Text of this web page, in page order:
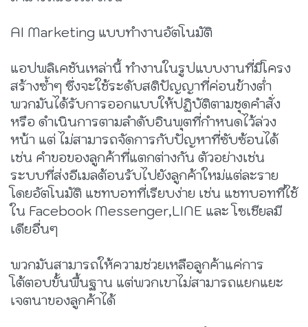
AI Marketing แบบทำงานอัตโนมัติ
แอปพลิเคชันเหล่านี้ ทำงานในรูปแบบงานที่มีโครง
สร้างซ้ำๆ ซึ่งจะใช้ระดับสติปัญญาที่ค่อนข้างต่ำ
พวกมันได้รับการออกแบบให้ปฏิบัติตามชุดคำสั่ง
หรือ ดำเนินการตามลำดับอินพุตที่กำหนดไว้ล่วง
หน้า แต่ ไม่สามารถจัดการกับปัญหาที่ซับซ้อนได้
เช่น คำขอของลูกค้าที่แตกต่างกัน ตัวอย่างเช่น
ระบบที่ส่งอีเมลต้อนรับไปยังลูกค้าใหม่แต่ละราย
โดยอัตโนมัติ แชทบอทที่เรียบง่าย เช่น แชทบอทที่ใช้
ใน Facebook Messenger,LINE และ โซเชียลมี
เดียอื่นๆ
พวกมันสามารถให้ความช่วยเหลือลูกค้าแค่การ
โต้ตอบขั้นพื้นฐาน แต่พวกเขาไม่สามารถแยกแยะ
เจตนาของลูกค้าได้